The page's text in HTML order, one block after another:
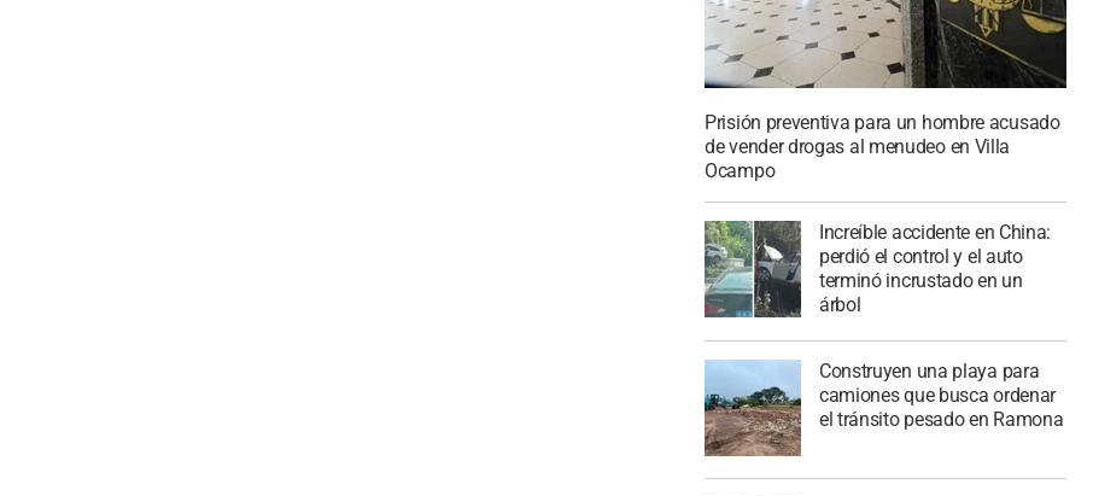
Prisión preventiva para un hombre acusado
de vender drogas al menudeo en Villa
Ocampo
Increíble accidente en China:
perdió el control y el auto
terminó incrustado en un
árbol
Construyen una playa para
camiones que busca ordenar
el tránsito pesado en Ramona